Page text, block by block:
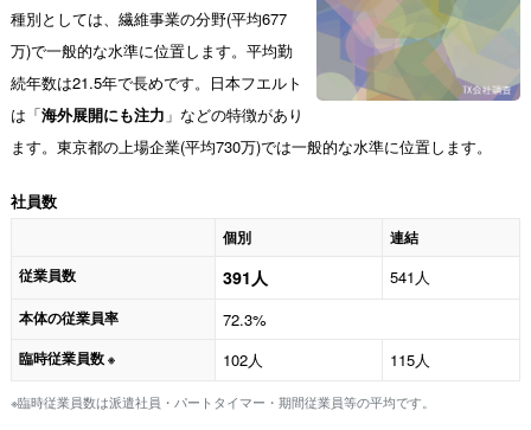
種別としては、繊維事業の分野(平均677
万)で一般的な水準に位置します。平均勤
続年数は21.5年で長めです。日本フエルト
は「海外展開にも注力 」などの特徴があり
ます。東京都の上場企業(平均730万)では一般的な水準に位置します。
社員数
個別
連結
従業員数
391人 541人
本体の従業員率 72.3%
臨時従業員数 ※ 102人 115人
※臨時従業員数は派遣社員・パートタイマー・期間従業員等の平均です。